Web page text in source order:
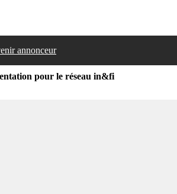
annonceur
pour le réseau in&fi